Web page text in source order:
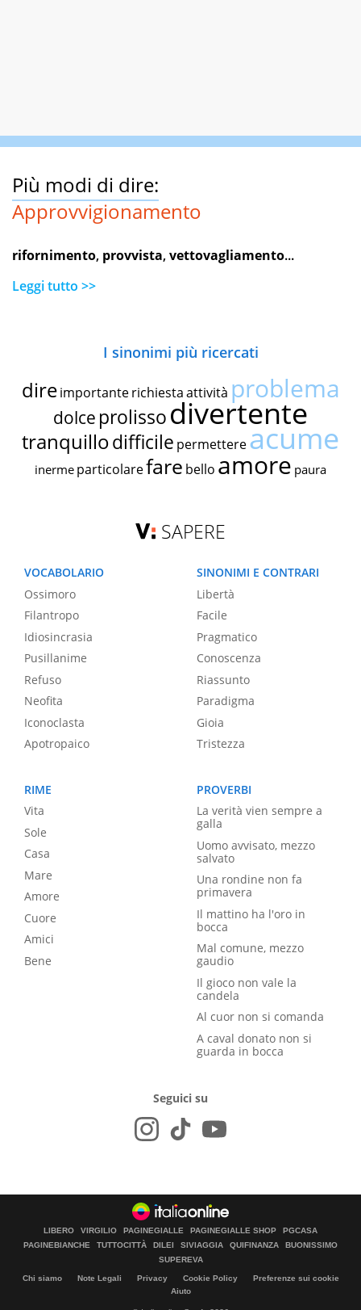
Più modi di dire:
Approvvigionamento
rifornimento, provvista,vettovagliamento...
Leggi tutto >>
I sinonimi più ricercati
dire importante richiestaattività problema
dolce prolissodivertente
tranquillodifficile permettereacume
inerme particolarefare bello amore paura
SAPERE
VOCABOLARIO
Ossimoro
Filantropo
Idiosincrasia
Pusillanime
Refuso
Neofita
Iconoclasta
Apotropaico
SINONIMI E CONTRARI
Libertà
Facile
Pragmatico
Conoscenza
Riassunto
Paradigma
Gioia
Tristezza
RIME
Vita
Sole
Casa
Mare
Amore
Cuore
Amici
Bene
PROVERBI
La verità vien sempre a
galla
Uomo avvisato, mezzo
salvato
Una rondine non fa
primavera
Il mattino ha l'oro in
bocca
Mal comune, mezzo
gaudio
Il gioco non vale la
candela
Al cuor non si comanda
A caval donato non si
guarda in bocca
Seguici su
LIBERO VIRGILIO PAGINEGIALLE PAGINEGIALLE SHOP
PGCASA
PAGINEBIANCHE
TUTTOCITTÀ DILEI SIVIAGGIA QUIFINANZA
BUONISSIMO
SUPEREVA
Chi siamo Note Legali Privacy Cookie Policy
Preferenze sui cookie
Aiuto